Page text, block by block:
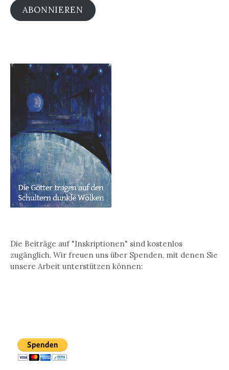
ABONNIEREN
Die Beiträge auf "Inskriptionen" sind kostenlos
zugänglich. Wir freuen uns über Spenden, mit denen Sie
unsere Arbeit unterstützen können: